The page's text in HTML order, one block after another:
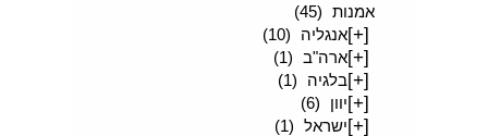
אמנות (45)
[+]אנגליה (10)
[+]ארה"ב (1)
[+]בלגיה (1)
[+]יוון (6)
[+]ישראל (1)